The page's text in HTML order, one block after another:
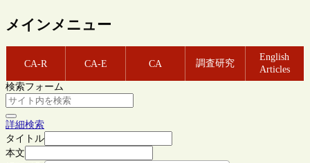
メインメニュー
CA-R CA-E CA 調査研究
English
Articles
検索フォーム
詳細検索
タイトル
本文